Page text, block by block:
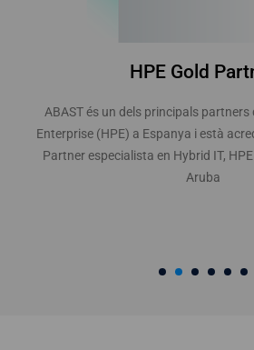
HPE Gold
ABAST és un dels principals
Enterprise (HPE) a Espanya i està
Partner especialista en Hybrid IT,
Aruba